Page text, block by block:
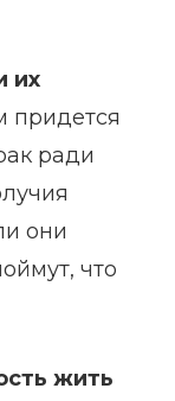
их
придется
ради
они
что
жить